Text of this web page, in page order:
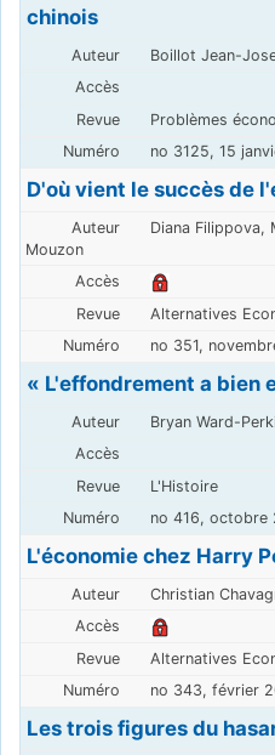
chinois
Boillot Jean-
Problèmes
no 3125, 15
D'où vient le succès de
Diana Filippova,
Mouzon
Alternatives
no 351,
« L'effondrement a bien
Bryan Ward-
L'Histoire
no 416, octobre
L'économie chez Harry
Christian
Alternatives
no 343, février
Les trois figures du